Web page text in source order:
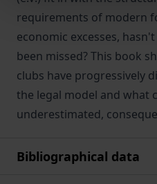
requirements of modern
economic excesses,
been missed? This book
clubs have progressively
the legal model and what
underestimated,
Bibliographical data